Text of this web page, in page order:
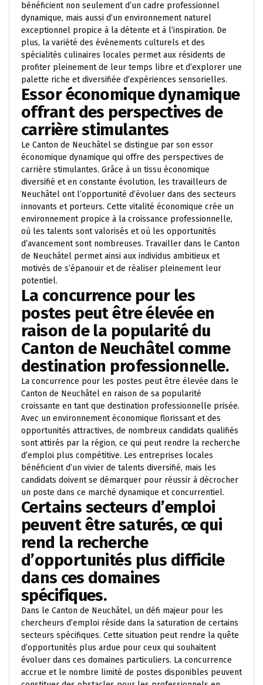
bénéficient non seulement d’un cadre professionnel
dynamique, mais aussi d’un environnement naturel
exceptionnel propice à la détente et à l’inspiration. De
plus, la variété des événements culturels et des
spécialités culinaires locales permet aux résidents de
profiter pleinement de leur temps libre et d’explorer une
palette riche et diversifiée d’expériences sensorielles.
Essor économique dynamique
offrant des perspectives de
carrière stimulantes
Le Canton de Neuchâtel se distingue par son essor
économique dynamique qui offre des perspectives de
carrière stimulantes. Grâce à un tissu économique
diversifié et en constante évolution, les travailleurs de
Neuchâtel ont l’opportunité d’évoluer dans des secteurs
innovants et porteurs. Cette vitalité économique crée un
environnement propice à la croissance professionnelle,
où les talents sont valorisés et où les opportunités
d’avancement sont nombreuses. Travailler dans le Canton
de Neuchâtel permet ainsi aux individus ambitieux et
motivés de s’épanouir et de réaliser pleinement leur
potentiel.
La concurrence pour les
postes peut être élevée en
raison de la popularité du
Canton de Neuchâtel comme
destination professionnelle.
La concurrence pour les postes peut être élevée dans le
Canton de Neuchâtel en raison de sa popularité
croissante en tant que destination professionnelle prisée.
Avec un environnement économique florissant et des
opportunités attractives, de nombreux candidats qualifiés
sont attirés par la région, ce qui peut rendre la recherche
d’emploi plus compétitive. Les entreprises locales
bénéficient d’un vivier de talents diversifié, mais les
candidats doivent se démarquer pour réussir à décrocher
un poste dans ce marché dynamique et concurrentiel.
Certains secteurs d’emploi
peuvent être saturés, ce qui
rend la recherche
d’opportunités plus difficile
dans ces domaines
spécifiques.
Dans le Canton de Neuchâtel, un défi majeur pour les
chercheurs d’emploi réside dans la saturation de certains
secteurs spécifiques. Cette situation peut rendre la quête
d’opportunités plus ardue pour ceux qui souhaitent
évoluer dans ces domaines particuliers. La concurrence
accrue et le nombre limité de postes disponibles peuvent